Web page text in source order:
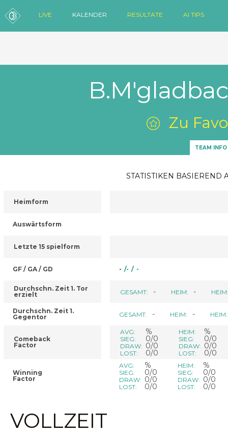
LIVE KALENDER RESULTATE AI TIPS
Zu
TEAM INFO
STATISTIKEN BASIEREND
Heimform
Auswärtsform
Letzte 15 spielform
GF / GA / GD
Durchschn. Zeit 1. Tor
erzielt
Durchschn. Zeit 1.
Gegentor
Comeback
Factor
Winning
Factor
- /- / -
GESAMT: - HEIM: - HEIM:
GESAMT: - HEIM: - HEIM:
AVG: %
SIEG: 0/0
DRAW: 0/0
LOST: 0/0
HEIM: %
SIEG: 0/0
DRAW: 0/0
LOST: 0/0
AVG: %
SIEG: 0/0
DRAW: 0/0
LOST: 0/0
HEIM: %
SIEG: 0/0
DRAW: 0/0
LOST: 0/0
VOLLZEIT